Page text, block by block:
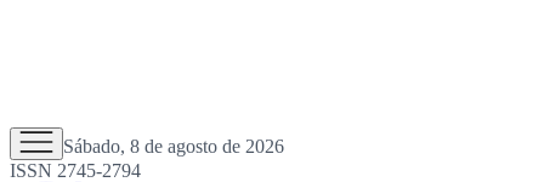
Sábado, 8 de agosto de 2026
ISSN 2745-2794